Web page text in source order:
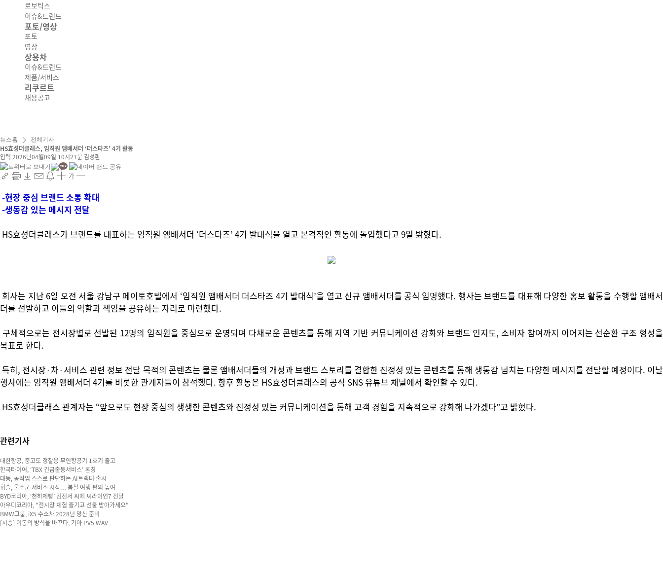
로보틱스
이슈&트렌드
포토/영상
포토
영상
상용차
이슈&트렌드
제품/서비스
리쿠르트
채용공고
뉴스홈 전체기사
HS효성더클래스, 임직원 앰배서더 ‘더스타즈’ 4기 활동
입력 2026년04월09일 10시21분 김성환
가
-현장 중심 브랜드 소통 확대
-생동감 있는 메시지 전달
HS효성더클래스가 브랜드를 대표하는 임직원 앰배서더 ‘더스타즈’ 4기 발대식을 열고 본격적인 활동에 돌입했다고 9일 밝혔다.
회사는 지난 6일 오전 서울 강남구 페이토호텔에서 ‘임직원 앰배서더 더스타즈 4기 발대식’을 열고 신규 앰배서더를 공식 임명했다. 행사는 브랜드를 대표해 다양한 홍보 활동을 수행할 앰배서
더를 선발하고 이들의 역할과 책임을 공유하는 자리로 마련했다.
구체적으로는 전시장별로 선발된 12명의 임직원을 중심으로 운영되며 다채로운 콘텐츠를 통해 지역 기반 커뮤니케이션 강화와 브랜드 인지도, 소비자 참여까지 이어지는 선순환 구조 형성을
목표로 한다.
특히, 전시장·차·서비스 관련 정보 전달 목적의 콘텐츠는 물론 앰배서더들의 개성과 브랜드 스토리를 결합한 진정성 있는 콘텐츠를 통해 생동감 넘치는 다양한 메시지를 전달할 예정이다. 이날
행사에는 임직원 앰배서더 4기를 비롯한 관계자들이 참석했다. 향후 활동은 HS효성더클래스의 공식 SNS 유튜브 채널에서 확인할 수 있다.
HS효성더클래스 관계자는 “앞으로도 현장 중심의 생생한 콘텐츠와 진정성 있는 커뮤니케이션을 통해 고객 경험을 지속적으로 강화해 나가겠다”고 밝혔다.
관련기사
대한항공, 중고도 정찰용 무인항공기 1호기 출고
한국타이어, ‘TBX 긴급출동서비스’ 론칭
대동, 농작업 스스로 판단하는 AI트랙터 출시
휘슬, 울주군 서비스 시작… 봄철 여행 편의 높여
BYD코리아, ‘천하제빵’ 김진서 씨에 씨라이언7 전달
아우디코리아, "전시장 체험 즐기고 선물 받아가세요"
BMW그룹, iX5 수소차 2028년 양산 준비
[시승] 이동의 방식을 바꾸다, 기아 PV5 WAV